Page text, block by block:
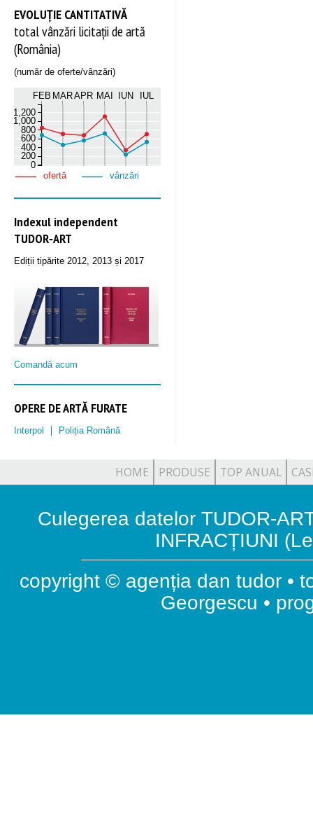
EVOLUȚIE CANTITATIVĂ
total vânzări licitații de artă
(România)
(număr de oferte/vânzări)
FEB MARAPR MAI IUN IUL
0
200
400
600
800
1,000
1,200
ofertă vânzări
Indexul independent
TUDOR‑ART
Ediții tipărite 2012, 2013 și 2017
Comandă acum
OPERE DE ARTĂ FURATE
Interpol Poliția Română
HOME PRODUSE TOP ANUAL
Culegerea datelor TUDOR-
INFRACȚIUNI
copyright © agenția dan tudor •
Georgescu •